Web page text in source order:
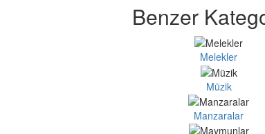
Benzer
Melekler
Müzik
Manzaralar